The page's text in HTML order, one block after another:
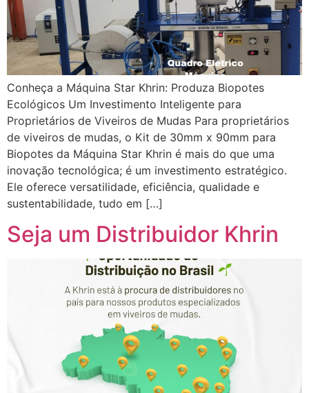
Conheça a Máquina Star Khrin: Produza Biopotes
Ecológicos Um Investimento Inteligente para
Proprietários de Viveiros de Mudas Para proprietários
de viveiros de mudas, o Kit de 30mm x 90mm para
Biopotes da Máquina Star Khrin é mais do que uma
inovação tecnológica; é um investimento estratégico.
Ele oferece versatilidade, eficiência, qualidade e
sustentabilidade, tudo em […]
Seja um Distribuidor Khrin